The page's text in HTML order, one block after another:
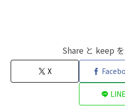
Share と keep
X
LINE